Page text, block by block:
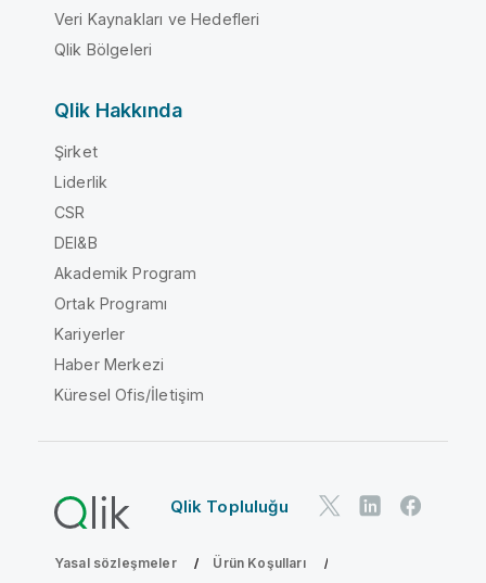
Veri Kaynakları ve Hedefleri
Qlik Bölgeleri
Qlik Hakkında
Şirket
Liderlik
CSR
DEI&B
Akademik Program
Ortak Programı
Kariyerler
Haber Merkezi
Küresel Ofis/İletişim
Qlik Topluluğu
Yasal sözleşmeler Ürün Koşulları